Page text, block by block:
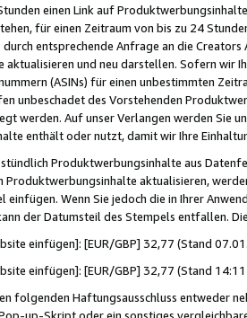
einen Link auf
für einen Zeitraum von bis zu 24
entsprechende Anfrage an die
und neu darstellen. Sofern wir
(ASINs) für einen unbestimmten
unbeschadet des Vorstehenden
werden. Auf unser Verlangen werden Sie
enthält oder nutzt, damit wir Ihre
Produktwerbungsinhalte aus
Produktwerbungsinhalte aktualisieren,
Wenn Sie jedoch die in Ihrer
der Datumsteil des Stempels entfallen.
einfügen]: [EUR/GBP] 32,77 (Stand
einfügen]: [EUR/GBP] 32,77 (Stand
folgenden Haftungsausschluss entweder
up-Skript oder ein sonstiges